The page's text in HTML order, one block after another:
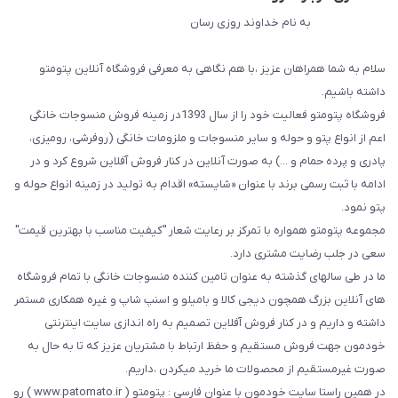
به نام خداوند روزی رسان
سلام به شما همراهان عزیز ،با هم نگاهی به معرفی فروشگاه آنلاین پتومتو
داشته باشیم.
فروشگاه پتومتو فعالیت خود را از سال 1393در زمینه فروش منسوجات خانگی
اعم از انواع پتو و حوله و سایر منسوجات و ملزومات خانگی (روفرشی، رومیزی،
پادری و پرده حمام و ...) به صورت آنلاین در کنار فروش آفلاین شروع کرد و در
ادامه با ثبت رسمی برند با عنوان «شایسته» اقدام به تولید در زمینه انواع حوله و
پتو نمود.
مجموعه پتومتو همواره با تمرکز بر رعایت شعار "کیفیت مناسب با بهترین قیمت"
سعی در جلب رضایت مشتری دارد.
ما در طی سالهای گذشته به عنوان تامین کننده منسوجات خانگی با تمام فروشگاه
های آنلاین بزرگ همچون دیجی کالا و بامیلو و اسنپ شاپ و غیره همکاری مستمر
داشته و داریم و در کنار فروش آفلاین تصمیم به راه اندازی سایت اینترنتی
خودمون جهت فروش مستقیم و حفظ ارتباط با مشتریان عزیز که تا به حال به
صورت غیرمستقیم از محصولات ما خرید میکردن ،داریم.
در همین راستا سایت خودمون با عنوان فارسی : پتومتو ( www.patomato.ir ) رو